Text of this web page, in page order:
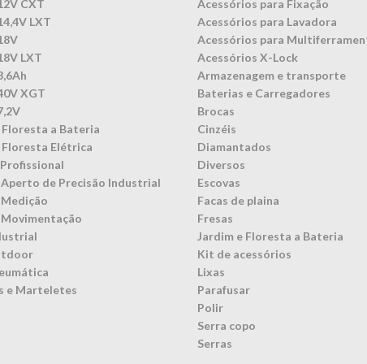
CXT
LXT
LXT
XGT
Floresta a Bateria
Floresta Elétrica
Aperto de Precisão Industrial
Movimentação
e Marteletes
Acessórios para Fixação
Acessórios para Lavadora
Acessórios para
Acessórios X-Lock
Armazenagem e transporte
Baterias e Carregadores
Brocas
Cinzéis
Diamantados
Diversos
Escovas
Facas de plaina
Fresas
Jardim e Floresta a Bateria
Kit de acessórios
Lixas
Parafusar
Polir
Serra copo
Serras